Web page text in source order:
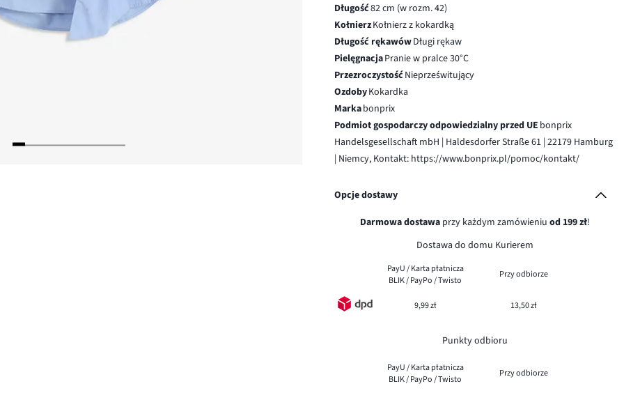
Długość82 cm (w rozm. 42)
KołnierzKołnierz z kokardką
Długość rękawówDługi rękaw
PielęgnacjaPranie w pralce 30°C
PrzezroczystośćNieprześwitujący
OzdobyKokardka
Markabonprix
Podmiot gospodarczy odpowiedzialny przed UE bonprix
Handelsgesellschaft mbH | Haldesdorfer Straße 61 | 22179 Hamburg
| Niemcy, Kontakt: https://www.bonprix.pl/pomoc/kontakt/
Opcje dostawy
Darmowa dostawaprzy każdym zamówieniu od 199 zł!
Dostawa do domu Kurierem
PayU / Karta płatnicza
BLIK / PayPo / Twisto
Przy odbiorze
9,99 zł 13,50 zł
Punkty odbioru
PayU / Karta płatnicza
BLIK / PayPo / Twisto
Przy odbiorze